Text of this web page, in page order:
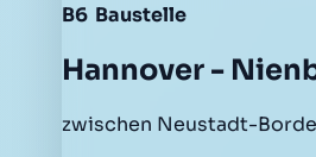
B6 Baustelle
Hannover -
zwischen Neustadt-